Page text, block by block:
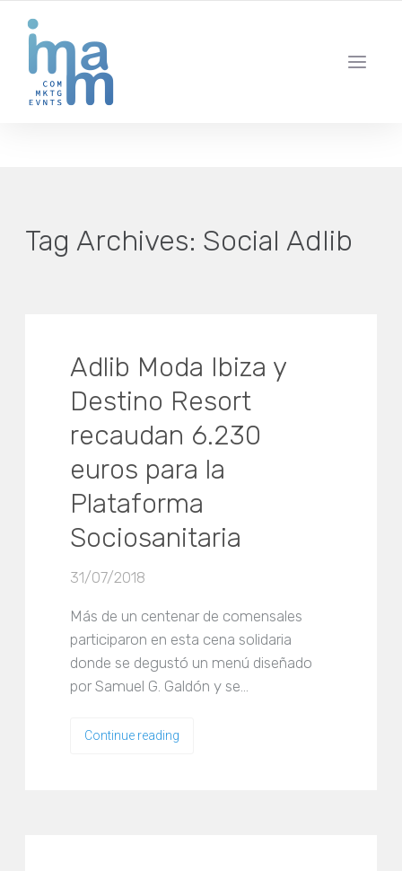
IBIZA · MADRID · BARCELONA
Tag Archives: Social Adlib
Adlib Moda Ibiza y
Destino Resort
recaudan 6.230
euros para la
Plataforma
Sociosanitaria
31/07/2018
Más de un centenar de comensales
participaron en esta cena solidaria
donde se degustó un menú diseñado
por Samuel G. Galdón y se…
Continue reading